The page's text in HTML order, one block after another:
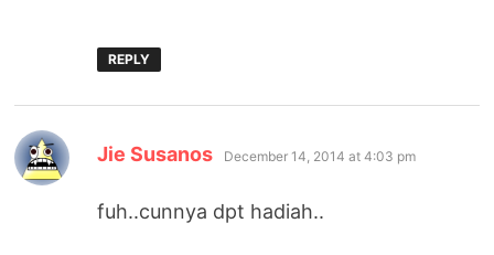
REPLY
Jie Susanos says:
December 14, 2014 at 4:03 pm
fuh..cunnya dpt hadiah..